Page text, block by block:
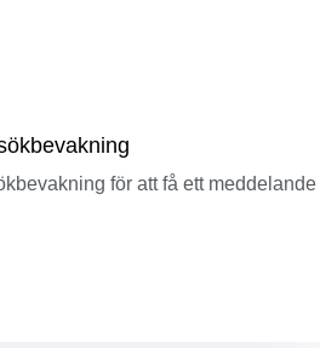
för att få ett